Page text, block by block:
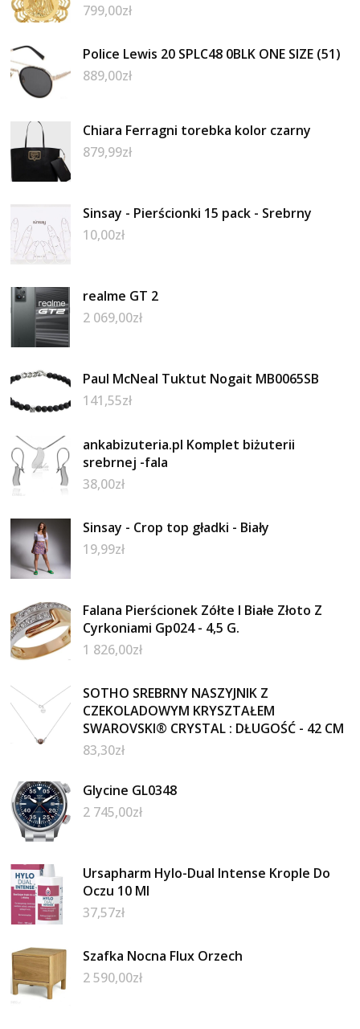
799,00zł
Police Lewis 20 SPLC48 0BLK ONE SIZE (51)
889,00zł
Chiara Ferragni torebka kolor czarny
879,99zł
Sinsay - Pierścionki 15 pack - Srebrny
10,00zł
realme GT 2
2 069,00zł
Paul McNeal Tuktut Nogait MB0065SB
141,55zł
ankabizuteria.pl Komplet biżuterii
srebrnej -fala
38,00zł
Sinsay - Crop top gładki - Biały
19,99zł
Falana Pierścionek Zółte I Białe Złoto Z
Cyrkoniami Gp024 - 4,5 G.
1 826,00zł
SOTHO SREBRNY NASZYJNIK Z
CZEKOLADOWYM KRYSZTAŁEM
SWAROVSKI® CRYSTAL : DŁUGOŚĆ - 42 CM
83,30zł
Glycine GL0348
2 745,00zł
Ursapharm Hylo-Dual Intense Krople Do
Oczu 10 Ml
37,57zł
Szafka Nocna Flux Orzech
2 590,00zł